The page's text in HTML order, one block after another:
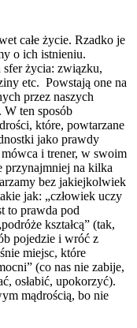
całe życie. Rzadko je
o ich istnieniu.
sfer życia: związku,
etc. Powstają one na
przez naszych
ten sposób
które, powtarzane
jako prawdy
i trener, w swoim
przynajmniej na kilka
bez jakiejkolwiek
jak: „człowiek uczy
to prawda pod
kształcą” (tak,
pojedzie i wróć z
miejsc, które
(co nas nie zabije,
osłabić, upokorzyć).
mądrością, bo nie